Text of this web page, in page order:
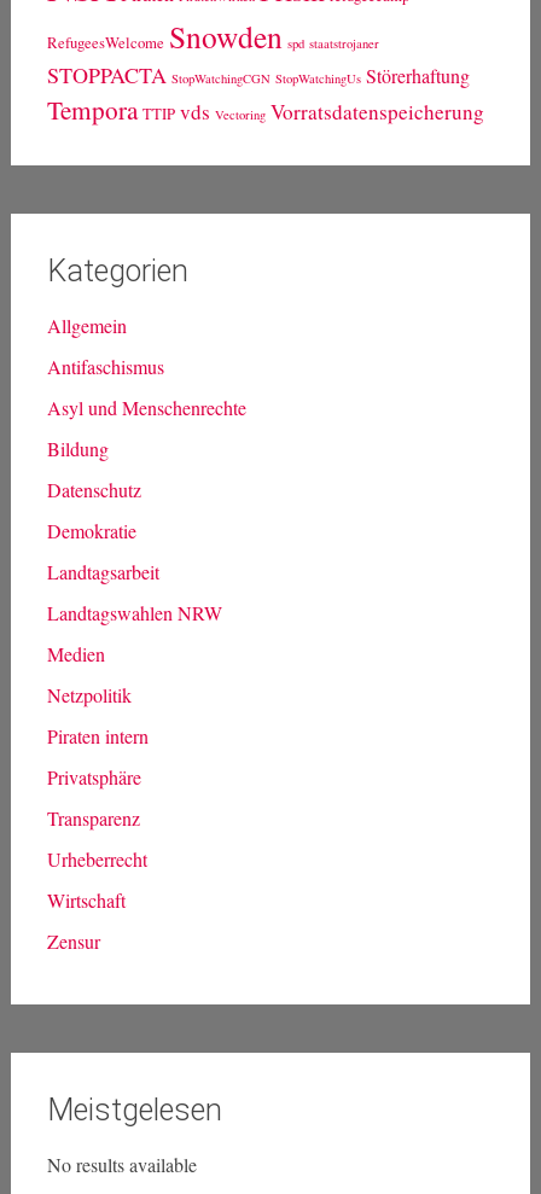
RefugeesWelcome Snowden spd staatstrojaner
STOPPACTA StopWatchingCGN StopWatchingUs Störerhaftung
Tempora TTIP vds Vectoring Vorratsdatenspeicherung
Kategorien
Allgemein
Antifaschismus
Asyl und Menschenrechte
Bildung
Datenschutz
Demokratie
Landtagsarbeit
Landtagswahlen NRW
Medien
Netzpolitik
Piraten intern
Privatsphäre
Transparenz
Urheberrecht
Wirtschaft
Zensur
Meistgelesen
No results available